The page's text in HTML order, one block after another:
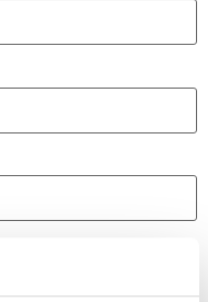
y web en este